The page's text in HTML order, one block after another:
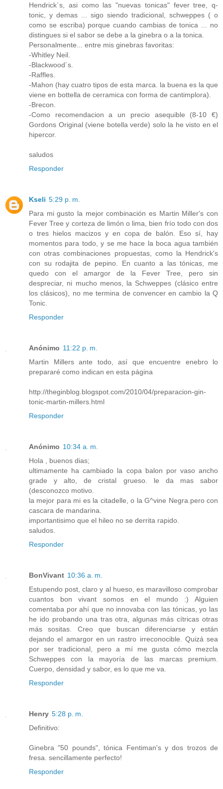
Hendrick´s, asi como las "nuevas tonicas" fever tree, q-
tonic, y demas ... sigo siendo tradicional, schweppes ( o
como se escriba) porque cuando cambias de tonica ... no
distingues si el sabor se debe a la ginebra o a la tonica.
Personalmente... entre mis ginebras favoritas:
-Whitley Neil.
-Blackwood´s.
-Raffles.
-Mahon (hay cuatro tipos de esta marca. la buena es la que
viene en bottella de cerramica con forma de cantimplora).
-Brecon.
-Como recomendacion a un precio asequible (8-10 €)
Gordons Original (viene botella verde) solo la he visto en el
hipercor.
saludos
Responder
Kseli 5:29 p. m.
Para mi gusto la mejor combinación es Martin Miller's con
Fever Tree y corteza de limón o lima, bien frío todo con dos
o tres hielos macizos y en copa de balón. Eso sí, hay
momentos para todo, y se me hace la boca agua también
con otras combinaciones propuestas, como la Hendrick's
con su rodajita de pepino. En cuanto a las tónicas, me
quedo con el amargor de la Fever Tree, pero sin
despreciar, ni mucho menos, la Schweppes (clásico entre
los clásicos), no me termina de convencer en cambio la Q
Tonic.
Responder
Anónimo 11:22 p. m.
Martin Millers ante todo, así que encuentre enebro lo
prepararé como indican en esta página
http://theginblog.blogspot.com/2010/04/preparacion-gin-
tonic-martin-millers.html
Responder
Anónimo 10:34 a. m.
Hola , buenos dias;
ultimamente ha cambiado la copa balon por vaso ancho
grade y alto, de cristal grueso. le da mas sabor
(desconozco motivo.
la mejor para mi es la citadelle, o la G^vine Negra.pero con
cascara de mandarina.
importantisimo que el hileo no se derrita rapido.
saludos.
Responder
BonVivant 10:36 a. m.
Estupendo post, claro y al hueso, es maravilloso comprobar
cuantos bon vivant somos en el mundo :) Alguien
comentaba por ahí que no innovaba con las tónicas, yo las
he ido probando una tras otra, algunas más cítricas otras
más sositas. Creo que buscan diferenciarse y están
dejando el amargor en un rastro irreconocible. Quizá sea
por ser tradicional, pero a mí me gusta cómo mezcla
Schweppes con la mayoría de las marcas premium.
Cuerpo, densidad y sabor, es lo que me va.
Responder
Henry 5:28 p. m.
Definitivo:
Ginebra "50 pounds", tónica Fentiman's y dos trozos de
fresa. sencillamente perfecto!
Responder